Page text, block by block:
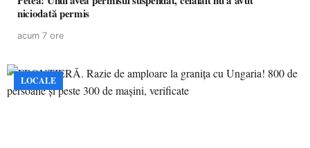
niciodată permis
acum 7 ore
LOCALE